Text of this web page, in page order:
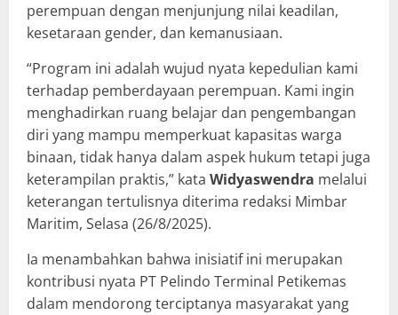
perempuan dengan menjunjung nilai keadilan,
kesetaraan gender, dan kemanusiaan.
“Program ini adalah wujud nyata kepedulian kami
terhadap pemberdayaan perempuan. Kami ingin
menghadirkan ruang belajar dan pengembangan
diri yang mampu memperkuat kapasitas warga
binaan, tidak hanya dalam aspek hukum tetapi juga
keterampilan praktis,” kata Widyaswendra melalui
keterangan tertulisnya diterima redaksi Mimbar
Maritim, Selasa (26/8/2025).
Ia menambahkan bahwa inisiatif ini merupakan
kontribusi nyata PT Pelindo Terminal Petikemas
dalam mendorong terciptanya masyarakat yang